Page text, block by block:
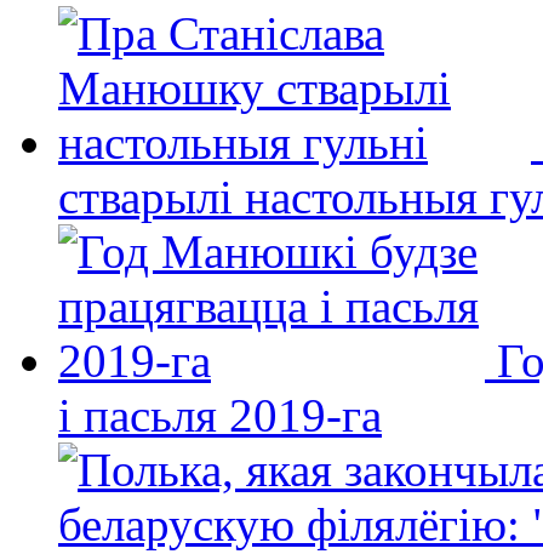
стварылі настольныя
і пасьля 2019-га